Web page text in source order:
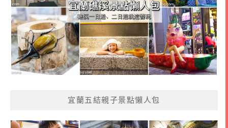
宜蘭五結親子景點懶人包